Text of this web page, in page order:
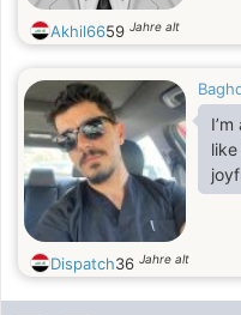
Akhil6659 Jahre alt
Dispatch36 Jahre alt